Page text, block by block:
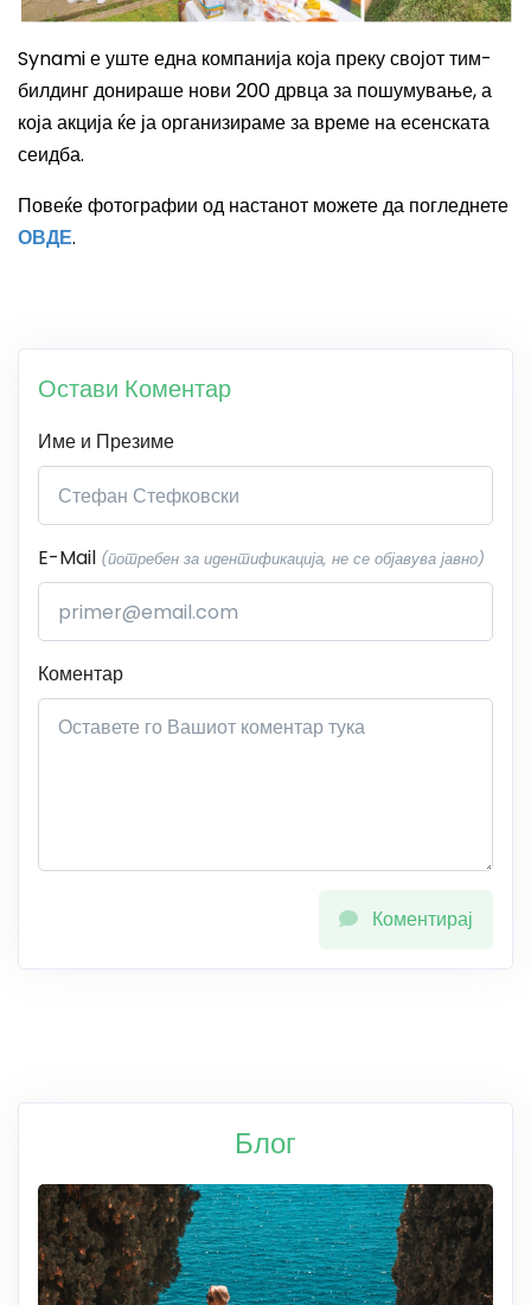
Synami е уште една компанија која преку својот тим-
билдинг донираше нови 200 дрвца за пошумување, а
која акција ќе ја организираме за време на есенската
сеидба.
Повеќе фотографии од настанот можете да погледнете
ОВДЕ.
Остави Коментар
Име и Презиме
E-Mail (потребен за идентификација, не се објавува јавно)
Коментар
Коментирај
Блог